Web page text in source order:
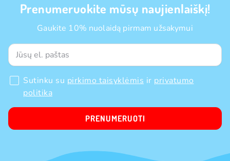
Prenumeruokite mūsų naujienlaiškį!
Gaukite 10% nuolaidą pirmam užsakymui
Sutinku su pirkimo taisyklėmis ir privatumo
politika
PRENUMERUOTI